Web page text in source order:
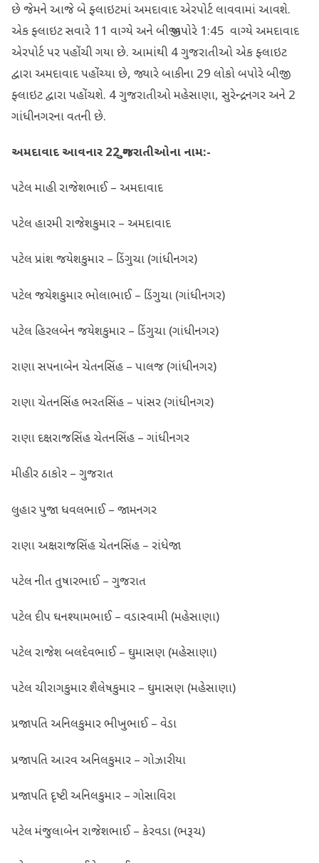
છે જેમને આજે બે ફ્લાઇટમાં અમદાવાદ એરપોર્ટ લાવવામાં આવશે.
એક ફ્લાઇટ સવારે 11 વાગ્યે અને બીજી બપોરે 1:45 વાગ્યે અમદાવાદ
એરપોર્ટ પર પહોંચી ગયા છે. આમાંથી 4 ગુજરાતીઓ એક ફ્લાઇટ
દ્વારા અમદાવાદ પહોંચ્યા છે, જ્યારે બાકીના 29 લોકો બપોરે બીજી
ફ્લાઇટ દ્વારા પહોંચશે. 4 ગુજરાતીઓ મહેસાણા, સુરેન્દ્રનગર અને 2
ગાંધીનગરના વતની છે.
અમદાવાદ આવનાર 22ગુજરાતીઓના નામ:-
પટેલ માહી રાજેશભાઈ – અમદાવાદ
પટેલ હારમી રાજેશકુમાર – અમદાવાદ
પટેલ પ્રાંશ જયેશકુમાર – ડિંગુચા (ગાંધીનગર)
પટેલ જયેશકુમાર ભોલાભાઈ – ડિંગુચા (ગાંધીનગર)
પટેલ હિરલબેન જયેશકુમાર – ડિંગુચા (ગાંધીનગર)
રાણા સપનાબેન ચેતનસિંહ – પાલજ (ગાંધીનગર)
રાણા ચેતનસિંહ ભરતસિંહ – પાંસર (ગાંધીનગર)
રાણા દક્ષરાજસિંહ ચેતનસિંહ – ગાંધીનગર
મીહીર ઠાકોર – ગુજરાત
લુહાર પુજા ધવલભાઈ – જામનગર
રાણા અક્ષરાજસિંહ ચેતનસિંહ – રાંધેજા
પટેલ નીત તુષારભાઈ – ગુજરાત
પટેલ દીપ ઘનશ્યામભાઈ – વડાસ્વામી (મહેસાણા)
પટેલ રાજેશ બલદેવભાઈ – ઘુમાસણ (મહેસાણા)
પટેલ ચીરાગકુમાર શૈલેષકુમાર – ઘુમાસણ (મહેસાણા)
પ્રજાપતિ અનિલકુમાર ભીખુભાઈ – વેડા
પ્રજાપતિ આરવ અનિલકુમાર – ગોઝારીયા
પ્રજાપતિ દૃષ્ટી અનિલકુમાર – ગોસાવિરા
પટેલ મંજુલાબેન રાજેશભાઈ – કેરવડા (ભરૂચ)